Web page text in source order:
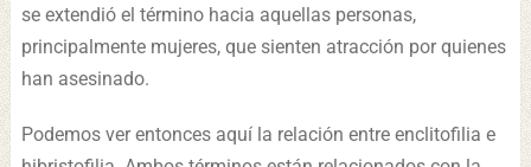
se extendió el término hacia aquellas personas,
principalmente mujeres, que sienten atracción por quienes
han asesinado.
Podemos ver entonces aquí la relación entre enclitofilia e